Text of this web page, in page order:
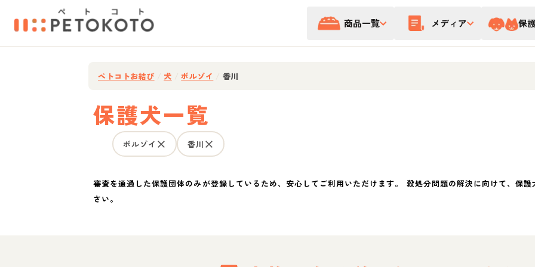
商品一覧 メディア 保
ペトコトお結び 犬 ボルゾイ 香川
保護犬一覧
ボルゾイ 香川
審査を通過した保護団体のみが登録しているため、安心してご利用いただけます。 殺処分問題の解決に向けて、保
さい。